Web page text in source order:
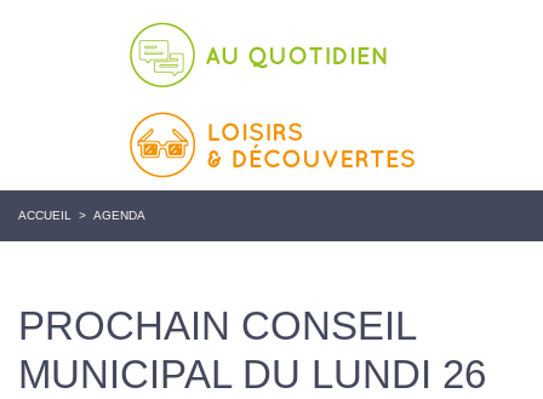
ACCUEIL > AGENDA
PROCHAIN CONSEIL
MUNICIPAL DU LUNDI 26